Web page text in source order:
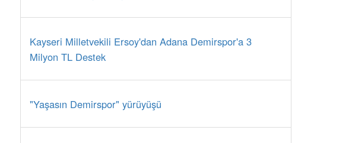
Kayseri Milletvekili Ersoy'dan Adana Demirspor'a 3
Milyon TL Destek
"Yaşasın Demirspor" yürüyüşü